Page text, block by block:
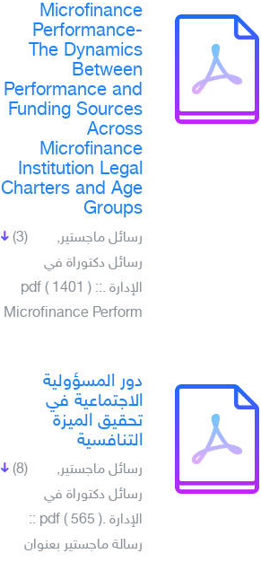
Microfinance
Performance-
The Dynamics
Between
Performance and
Funding Sources
Across
Microfinance
Institution Legal
Charters and Age
Groups
(3)
رسائل ماجستير,
رسائل دكتوراة في
الإدارة .pdf ( 1401 ) ::
Microfinance Perform
دور المسؤولية
الاجتماعية في
تحقيق الميزة
التنافسية
(8)
رسائل ماجستير,
رسائل دكتوراة في
الإدارة .pdf ( 565 ) ::
رسالة ماجستير بعنوان